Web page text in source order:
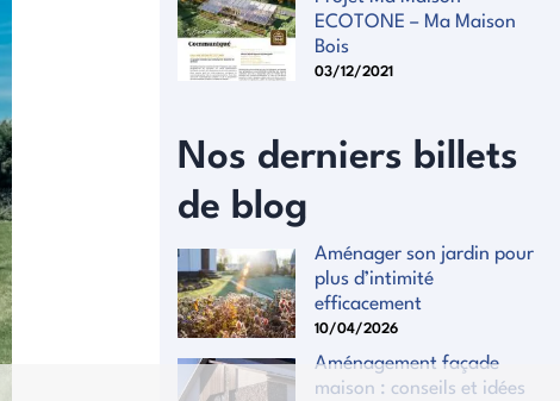
ECOTONE – Ma Maison
Bois
03/12/2021
Nos derniers billets
de blog
Aménager son jardin pour
plus d’intimité
efficacement
10/04/2026
Aménagement façade
maison : conseils et idées